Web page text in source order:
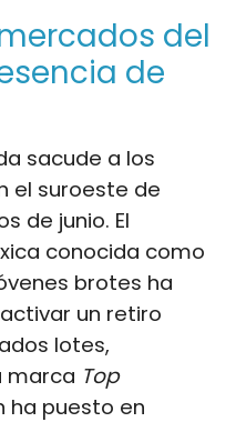
del
de
sacude a los
el suroeste de
de junio. El
conocida como
brotes ha
un retiro
lotes,
marca Top
ha puesto en